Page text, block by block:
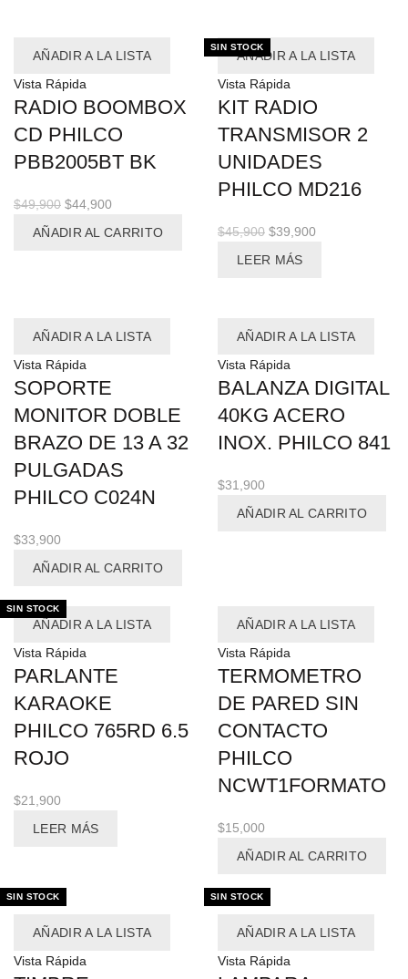
AÑADIR A LA LISTA
Vista Rápida
RADIO BOOMBOX
CD PHILCO
PBB2005BT BK
$49,900 El
$44,900
AÑADIR AL CARRITO
SIN STOCK
AÑADIR A LA LISTA
Vista Rápida
KIT RADIO
TRANSMISOR 2
UNIDADES
PHILCO MD216
$45,900 El
precio
$39,900
LEER MÁS
AÑADIR A LA LISTA
Vista Rápida
SOPORTE
MONITOR DOBLE
BRAZO DE 13 A 32
PULGADAS
PHILCO C024N
$33,900
AÑADIR AL CARRITO
AÑADIR A LA LISTA
Vista Rápida
BALANZA DIGITAL
40KG ACERO
INOX. PHILCO 841
$31,900
AÑADIR AL CARRITO
SIN STOCK
AÑADIR A LA LISTA
Vista Rápida
PARLANTE
KARAOKE
PHILCO 765RD 6.5
ROJO
$21,900
LEER MÁS
AÑADIR A LA LISTA
Vista Rápida
TERMOMETRO
DE PARED SIN
CONTACTO
PHILCO
NCWT1FORMATO
$15,000
AÑADIR AL CARRITO
SIN STOCK
AÑADIR A LA LISTA
Vista Rápida
SIN STOCK
AÑADIR A LA LISTA
Vista Rápida